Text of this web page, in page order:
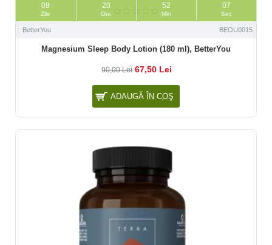
09
Zile
20
Ore
52
Min
06
Sec
BetterYou BEOU0015
Magnesium Sleep Body Lotion (180 ml), BetterYou
90,00 Lei 67,50 Lei
ADAUGĂ ÎN COŞ